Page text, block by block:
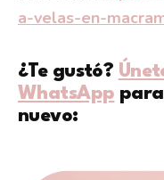
a-velas-en-
¿Te gustó?
WhatsApp
nuevo: